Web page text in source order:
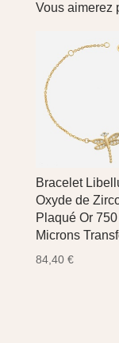
Vous aimerez
Bracelet
Oxyde de
Plaqué Or
Microns
84,40 €